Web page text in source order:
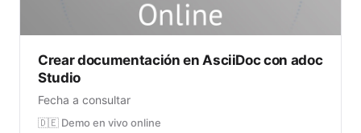
Crear documentación en AsciiDoc con adoc
Studio
Fecha a consultar
🇩🇪 Demo en vivo online